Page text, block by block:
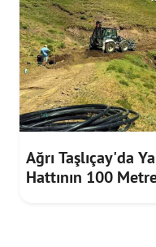
Ağrı Taşlıçay'da
Hattının 100